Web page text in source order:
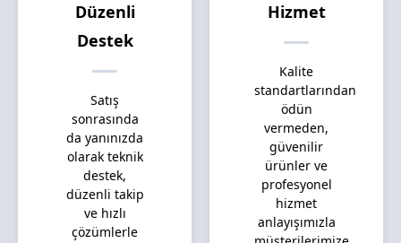
Düzenli
Destek
Satış
sonrasında
da yanınızda
olarak teknik
destek,
düzenli takip
ve hızlı
çözümlerle
Hizmet
Kalite
standartlarından
ödün
vermeden,
güvenilir
ürünler ve
profesyonel
hizmet
anlayışımızla